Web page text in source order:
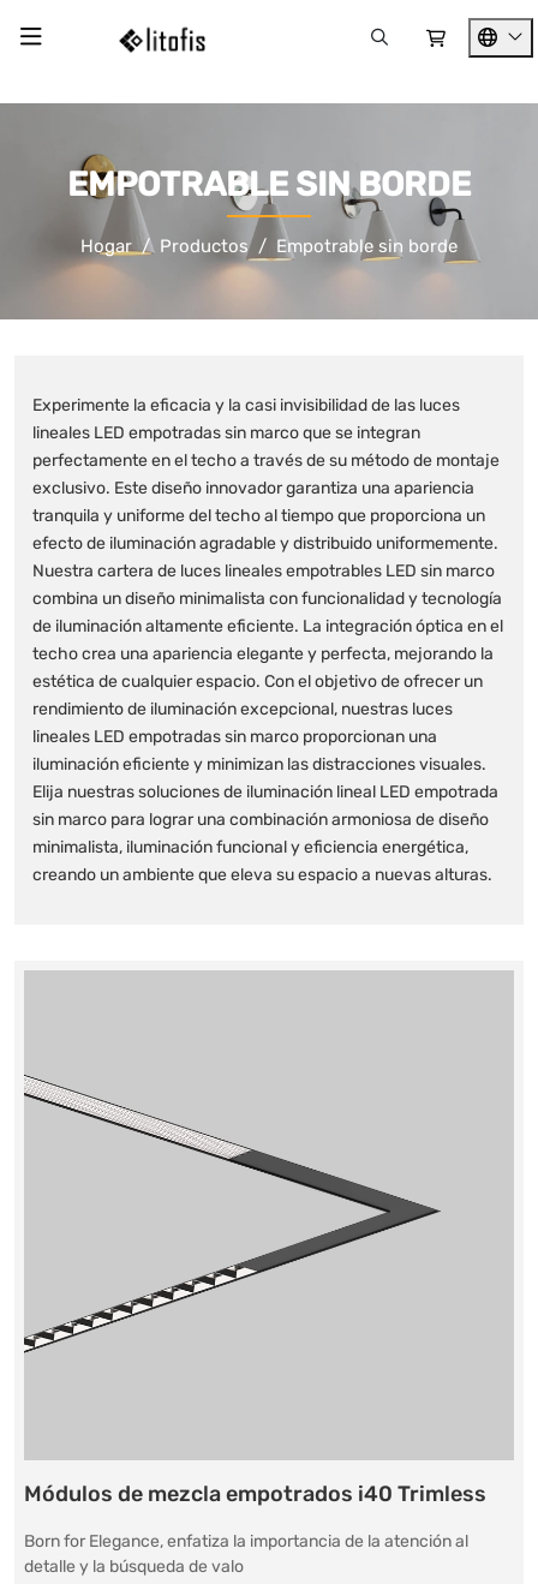
EMPOTRABLE SIN BORDE
Hogar Productos Empotrable sin borde
Experimente la eficacia y la casi invisibilidad de las luces
lineales LED empotradas sin marco que se integran
perfectamente en el techo a través de su método de montaje
exclusivo. Este diseño innovador garantiza una apariencia
tranquila y uniforme del techo al tiempo que proporciona un
efecto de iluminación agradable y distribuido uniformemente.
Nuestra cartera de luces lineales empotrables LED sin marco
combina un diseño minimalista con funcionalidad y tecnología
de iluminación altamente eficiente. La integración óptica en el
techo crea una apariencia elegante y perfecta, mejorando la
estética de cualquier espacio. Con el objetivo de ofrecer un
rendimiento de iluminación excepcional, nuestras luces
lineales LED empotradas sin marco proporcionan una
iluminación eficiente y minimizan las distracciones visuales.
Elija nuestras soluciones de iluminación lineal LED empotrada
sin marco para lograr una combinación armoniosa de diseño
minimalista, iluminación funcional y eficiencia energética,
creando un ambiente que eleva su espacio a nuevas alturas.
Módulos de mezcla empotrados i40 Trimless
Born for Elegance, enfatiza la importancia de la atención al
detalle y la búsqueda de valo